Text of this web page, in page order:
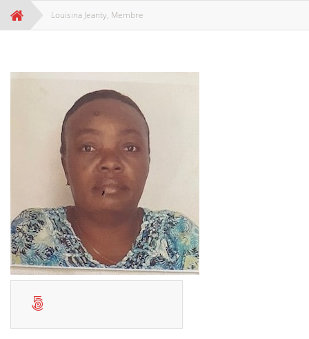
Louisina Jeanty, Membre